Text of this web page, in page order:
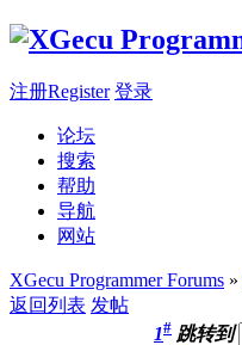
注册Register 登录
论坛
搜索
帮助
导航
网站
XGecu Programmer Forums »
返回列表 发帖
1# 跳转到